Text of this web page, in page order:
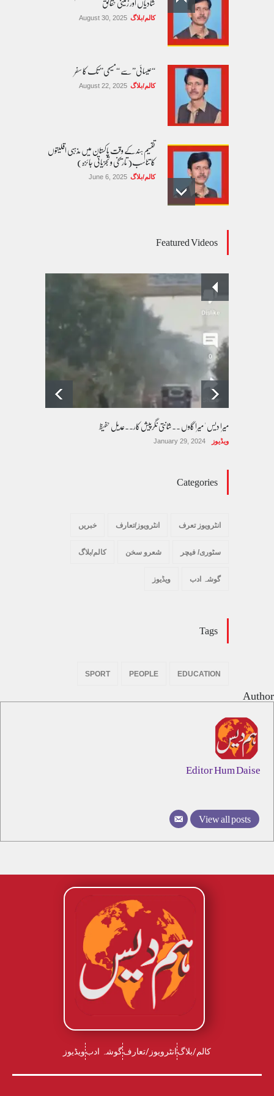
کالم/بلاگ August 30, 2025
“عیسائی” سے “مسیحی” تک کا سفر
کالم/بلاگ August 22, 2025
تقسیم ہند کے وقت پاکستان میں مذہبی اقلیتوں
کا تناسب( تاریخی و تجزیاتی جائزہ)
کالم/بلاگ June 6, 2025
پسند کی شادیوں کا بڑھتا ہوا رجحان اور راولپنڈی
کی یوسیز میں اندارج پر پابندی ایک نیا تنازعہ
October 14, 2025
Featured Videos
میرا دیس ' میرا گاوں ۔۔شانتی نگرپیش کار۔۔عدیل حفیظ
ویڈیوز January 29, 2024
Categories
انٹرویوز تعرف انٹرویوز/تعارف خبریں
سٹوری/ فیچر شعرو سخن کالم/بلاگ
گوشہ ادب ویڈیوز
Tags
EDUCATION
PEOPLE
SPORT
Author
Editor Hum Daise
View all posts
کالم/بلاگانٹرویوز/تعارفگوشہ ادبویڈیوز